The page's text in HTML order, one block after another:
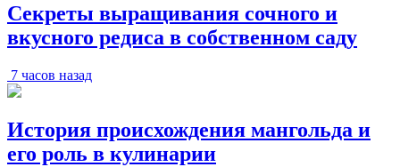
Секреты выращивания сочного и
вкусного редиса в собственном саду
7 часов назад
История происхождения мангольда и
его роль в кулинарии